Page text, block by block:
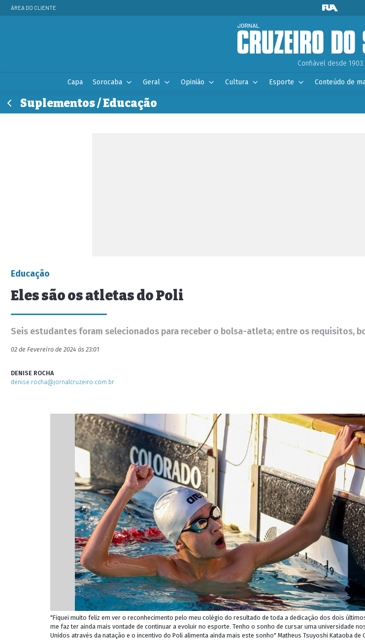
ÁREA DO CLIENTE
Confiável desde 1903.
Capa Sorocaba Geral Opinião Cultura Esporte Conteúdo de
Suplementos / Educação
Educação
Eles são os atletas do Poli
Seis estudantes foram selecionados para receber o bolsa-atleta; entre os requisitos,
02 de Fevereiro de 2024 às 23:01
DENISE ROCHA
denise.rocha@jornalcruzeiro.com.br
"Fiquei muito feliz em ver o reconhecimento pelo meu colégio do resultado de toda a dedicação dos dois
me faz ter ainda mais vontade de continuar a evoluir no esporte. Tenho o sonho de cursar uma universidade
Unidos através da natação e o incentivo do Poli alimenta ainda mais este sonho" Matheus Tsuyoshi Kataoba de